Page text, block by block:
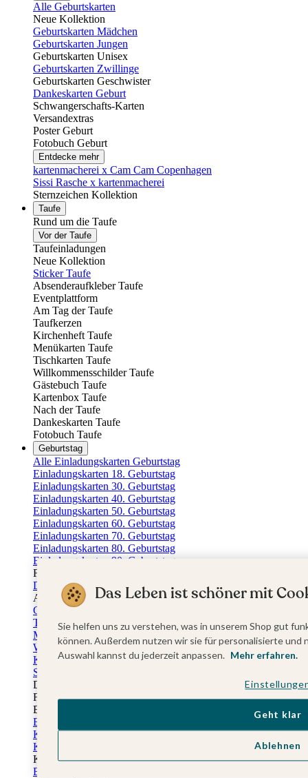
Alle Geburtskarten
Neue Kollektion
Geburtskarten Mädchen
Geburtskarten Jungen
Geburtskarten Unisex
Geburtskarten Zwillinge
Geburtskarten Geschwister
Dankeskarten Geburt
Schwangerschafts-Karten
Versandextras
Poster Geburt
Fotobuch Geburt
Entdecke mehr
kartenmacherei x Cam Cam Copenhagen
Sissi Rasche x kartenmacherei
Sternzeichen Kollektion
Taufe
Rund um die Taufe
Vor der Taufe
Taufeinladungen
Neue Kollektion
Sticker Taufe
Absenderaufkleber Taufe
Eventplattform
Am Tag der Taufe
Taufkerzen
Kirchenheft Taufe
Menükarten Taufe
Tischkarten Taufe
Willkommensschilder Taufe
Gästebuch Taufe
Kartenbox Taufe
Nach der Taufe
Dankeskarten Taufe
Fotobuch Taufe
Geburtstag
Alle Einladungskarten Geburtstag
Einladungskarten 18. Geburtstag
Einladungskarten 30. Geburtstag
Einladungskarten 40. Geburtstag
Einladungskarten 50. Geburtstag
Einladungskarten 60. Geburtstag
Einladungskarten 70. Geburtstag
Einladungskarten 80. Geburtstag
Einladungskarten 90. Geburtstag
Für jedes Alter
Doppelgeburtstag Einladungen
Alle Geburtstagsextras
Gästebücher Geburtstag
Tischkarten Geburtstag
Menükarten Geburtstag
Weinetiketten Geburtstag
Kartenbox Geburtstag
Save the Date Karten
Dankeskarten Geburtstag
Fotobuch Geburtstag
Eventplattform
Einladungskarten Kindergeburtstag
Kindergeburtstag Jungen
Kindergeburtstag Mädchen
Kindergeburtstag Unisex
Einladungskarten 1. Geburtstag
Das Leben ist schöner mit
Sie helfen uns zu verstehen, was in unserem Shop gut
können. Außerdem nutzen wir sie für personalisierte
Auswahl kannst du jederzeit anpassen. Mehr erfahren.
Ablehnen
Geht klar